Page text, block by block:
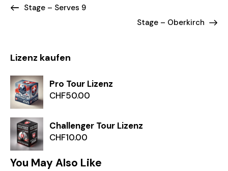
Stage – Serves 9
Stage – Oberkirch
Lizenz kaufen
Pro Tour Lizenz
CHF50.00
Challenger Tour Lizenz
CHF10.00
You May Also Like